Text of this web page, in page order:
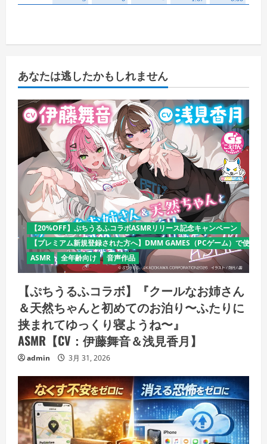
あなたは逃したかもしれません
【20%OFF】ぷちうるふコラボASMRリリース記念キャンペーン
【プレミアム新規登録された方へ】DMM GAMES（PCゲーム）で使え
ASMR
全年齢向け 音声作品
【ぷちうるふコラボ】『クールなお姉さん
＆天然ちゃんと初めてのお泊り〜ふたりに
挟まれてゆっくり寝ようね〜』
ASMR【CV：伊藤舞音＆浅見香月】
admin 3月 31, 2026